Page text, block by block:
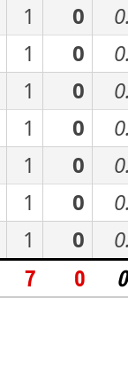
1 0
1 0
1 0
1 0
1 0
1 0
1 0
7 0